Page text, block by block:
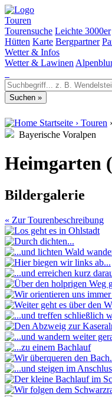
Touren
Tourensuche Leichte 3000er
Hütten Karte Bergpartner
Wetter & Infos
Wetter & Lawinen
Startseite › Touren ›
Bayerische Voralpen
Heimgarten
Bildergalerie
« Zur Tourenbeschreibung